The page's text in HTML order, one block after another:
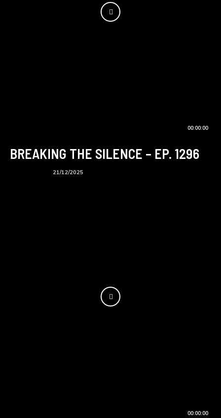
00:00:00
BREAKING THE SILENCE – EP. 1296
21/12/2025
00:00:00